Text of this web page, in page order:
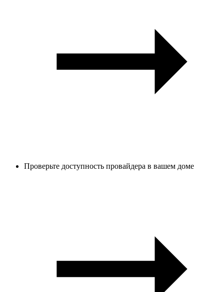
Проверьте доступность провайдера в вашем доме